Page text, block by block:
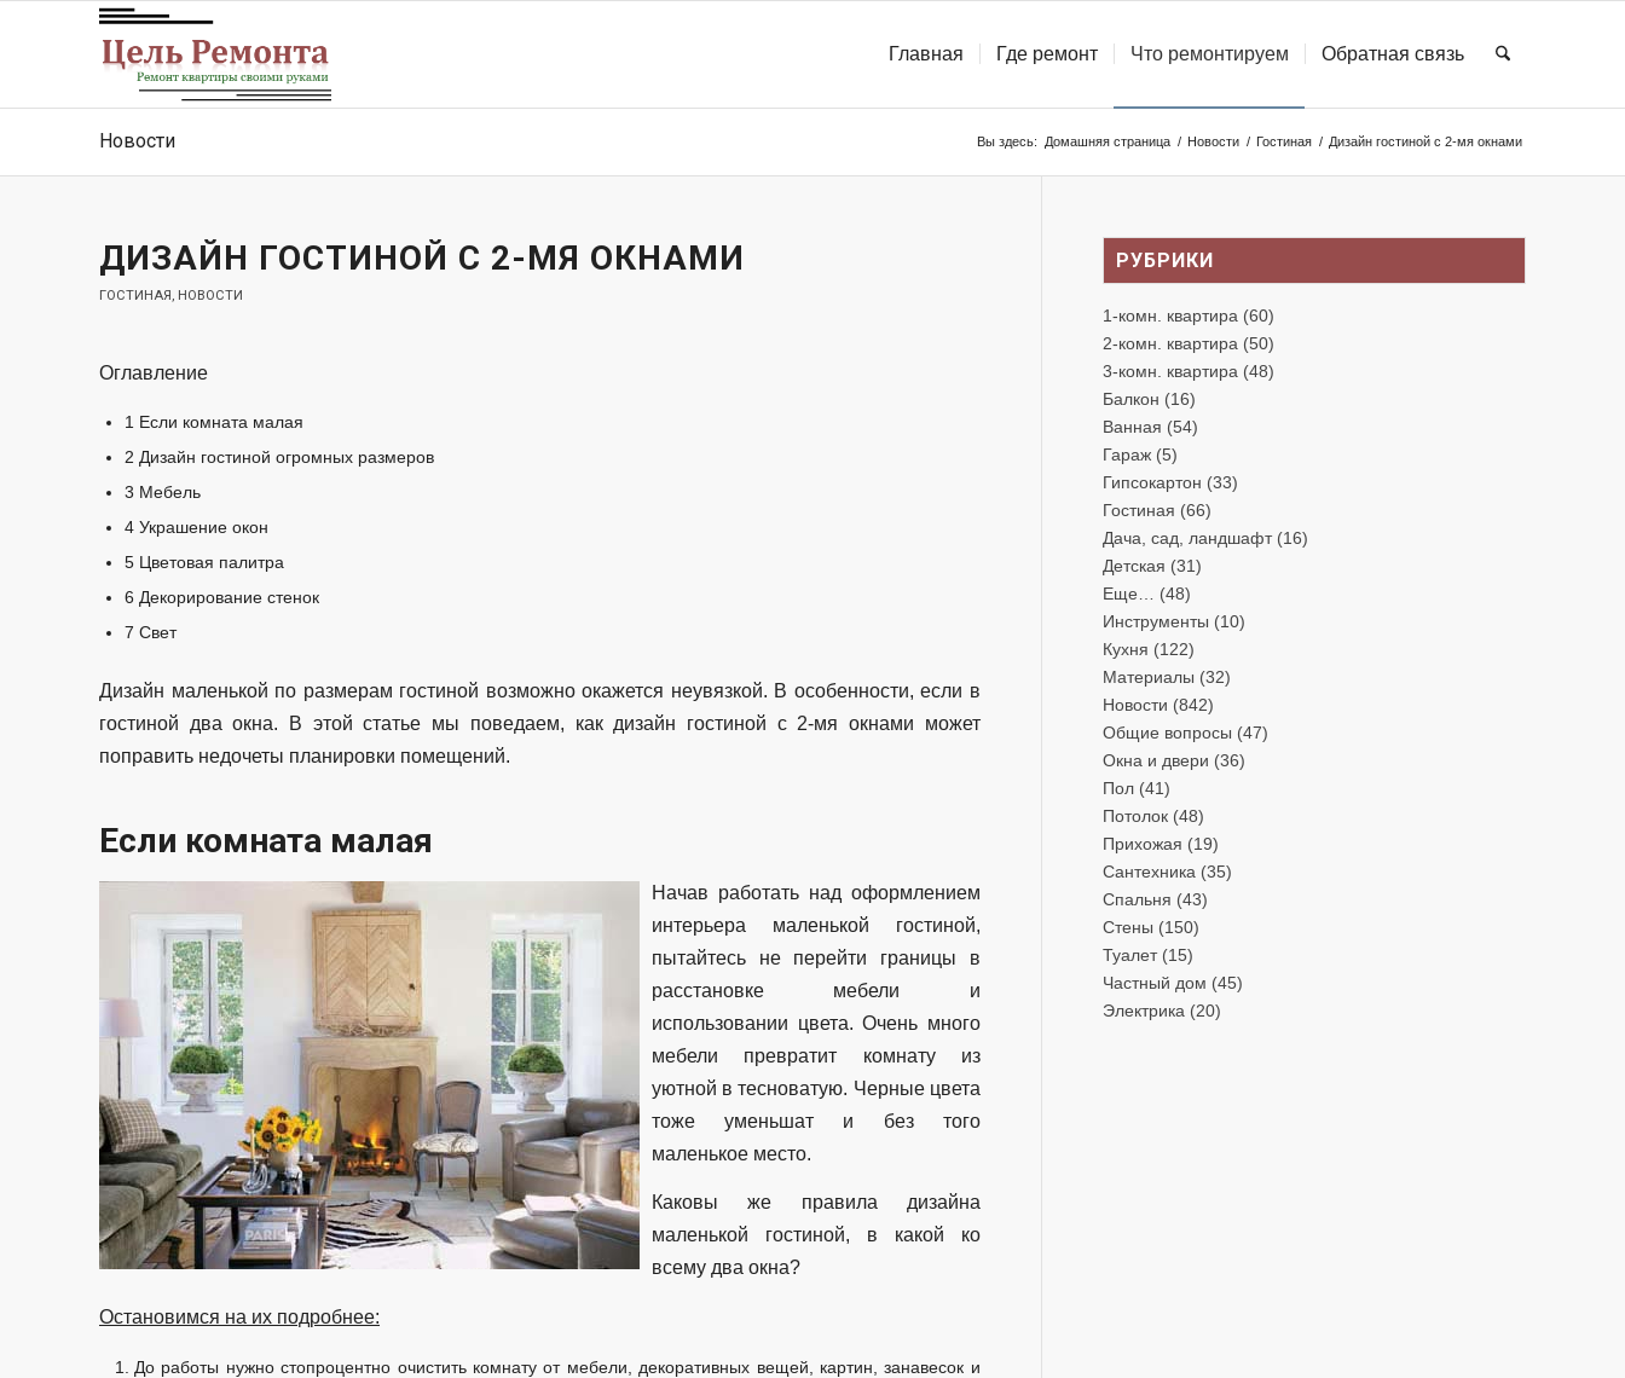
Главная Где ремонт Что ремонтируем Обратная связь
Новости Вы здесь: Домашняя страница / Новости / Гостиная / Дизайн гостиной с 2-мя окнами
ДИЗАЙН ГОСТИНОЙ С 2-МЯ ОКНАМИ
ГОСТИНАЯ, НОВОСТИ
Оглавление
1 Если комната малая
2 Дизайн гостиной огромных размеров
3 Мебель
4 Украшение окон
5 Цветовая палитра
6 Декорирование стенок
7 Свет
Дизайн маленькой по размерам гостиной возможно окажется неувязкой. В особенности, если в
гостиной два окна. В этой статье мы поведаем, как дизайн гостиной с 2-мя окнами может
поправить недочеты планировки помещений.
Если комната малая
Начав работать над оформлением
интерьера маленькой гостиной,
пытайтесь не перейти границы в
расстановке мебели и
использовании цвета. Очень много
мебели превратит комнату из
уютной в тесноватую. Черные цвета
тоже уменьшат и без того
маленькое место.
Каковы же правила дизайна
маленькой гостиной, в какой ко
всему два окна?
Остановимся на их подробнее:
До работы нужно стопроцентно очистить комнату от мебели, декоративных вещей, картин, занавесок и
РУБРИКИ
1-комн. квартира (60)
2-комн. квартира (50)
3-комн. квартира (48)
Балкон (16)
Ванная (54)
Гараж(5)
Гипсокартон (33)
Гостиная (66)
Дача, сад, ландшафт(16)
Детская (31)
Еще…
(48)
Инструменты (10)
Кухня (122)
Материалы (32)
Новости (842)
Общие вопросы (47)
Окна и двери (36)
Пол(41)
Потолок(48)
Прихожая (19)
Сантехника (35)
Спальня (43)
Стены (150)
Туалет(15)
Частный дом (45)
Электрика (20)